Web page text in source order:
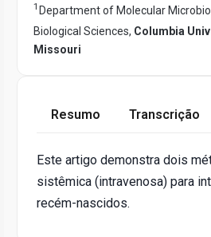
1 Department of Molecular
Biological Sciences, Columbia
Missouri
Resumo Transcrição
Este artigo demonstra dois
sistêmica (intravenosa) para
recém-nascidos.